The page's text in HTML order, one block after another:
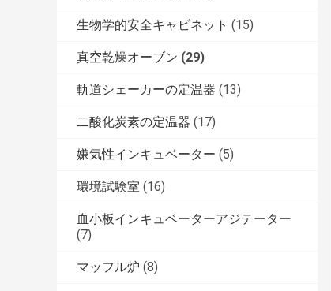
生物学的安全キャビネット (15)
真空乾燥オーブン (29)
軌道シェーカーの定温器 (13)
二酸化炭素の定温器 (17)
嫌気性インキュベーター (5)
環境試験室 (16)
血小板インキュベーターアジテーター
(7)
マッフル炉 (8)